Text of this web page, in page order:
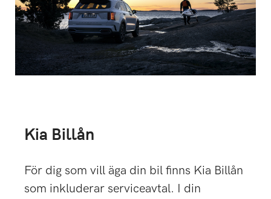
Kia Billån
För dig som vill äga din bil finns Kia Billån
som inkluderar serviceavtal. I din